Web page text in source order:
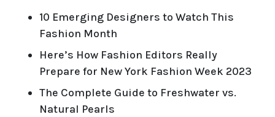
10 Emerging Designers to Watch This
Fashion Month
Here’s How Fashion Editors Really
Prepare for New York Fashion Week 2023
The Complete Guide to Freshwater vs.
Natural Pearls